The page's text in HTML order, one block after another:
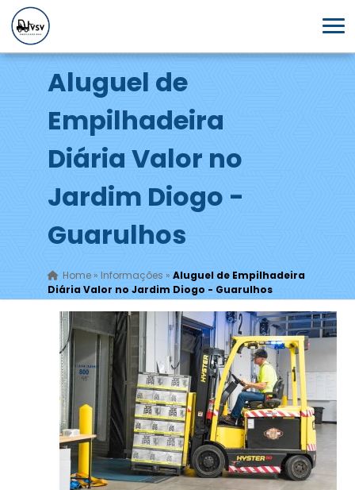
Aluguel de
Empilhadeira
Diária Valor no
Jardim Diogo -
Guarulhos
Home» Informações » Aluguel de Empilhadeira
Diária Valor no Jardim Diogo - Guarulhos